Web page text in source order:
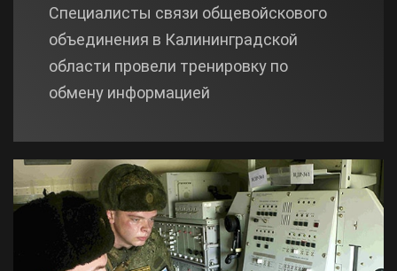
Специалисты связи общевойскового
объединения в Калининградской
области провели тренировку по
обмену информацией